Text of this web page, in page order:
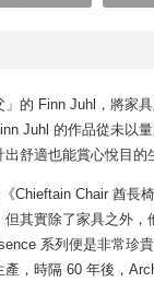
的 Finn Juhl，將家
Juhl 的作品從未以
舒適也能賞心悅目的
Chieftain Chair 酋長椅
其實除了家具之外，
系列便是非常珍
產，時隔 60 年後，